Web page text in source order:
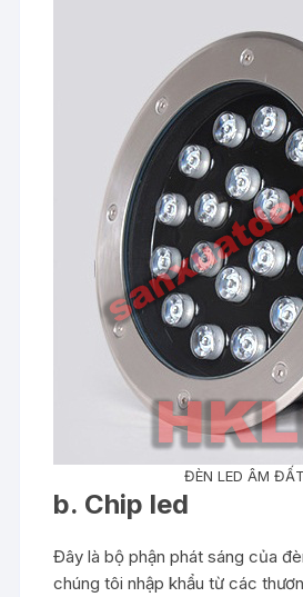
ĐÈN LED ÂM
b. Chip led
Đây là bộ phận phát sáng của
chúng tôi nhập khẩu từ các